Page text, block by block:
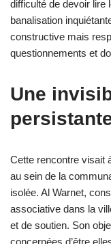
difficulté de devoir lire
banalisation
constructive mais
questionnements et
Une
Cette rencontre visait
au sein de la
isolée. Al Warnet,
associative dans la
et de soutien. Son
concernées d’être